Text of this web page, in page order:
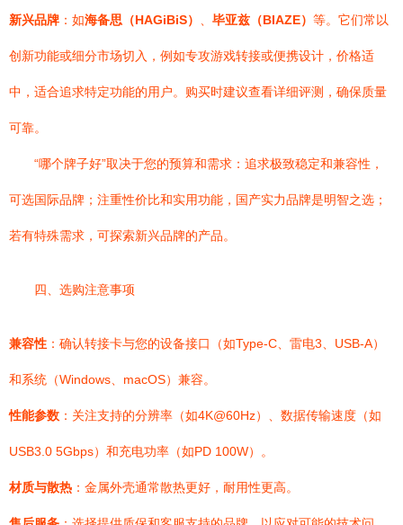
新兴品牌 ：如海备思（HAGiBiS） 毕亚兹（BIAZE） 等。它们常以
创新功能或细分市场切入，例如专攻游戏转接或便携设计，价格适
中，适合追求特定功能的用户。购买时建议查看详细评测，确保质量
可靠。
“哪个牌子好”取决于您的预算和需求：追求极致稳定和兼容性，
可选国际品牌；注重性价比和实用功能，国产实力品牌是明智之选；
若有特殊需求，可探索新兴品牌的产品。
四、选购注意事项
兼容性 ：确认转接卡与您的设备接口（如Type-C、雷电3、USB-A）
和系统（Windows、macOS）兼容。
性能参数 ：关注支持的分辨率（如4K@60Hz）、数据传输速度（如
USB3.0 5Gbps）和充电功率（如PD 100W）。
材质与散热 ：金属外壳通常散热更好，耐用性更高。